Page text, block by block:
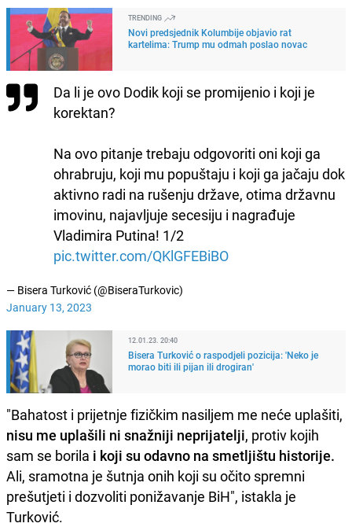
TRENDING
Novi predsjednik Kolumbije objavio rat
kartelima: Trump mu odmah poslao novac
Da li je ovo Dodik koji se promijenio i koji je
korektan?
Na ovo pitanje trebaju odgovoriti oni koji ga
ohrabruju, koji mu popuštaju i koji ga jačaju dok
aktivno radi na rušenju države, otima državnu
imovinu, najavljuje secesiju i nagrađuje
Vladimira Putina! 1/2
pic.twitter.com/QKlGFEBiBO
— Bisera Turković (@BiseraTurkovic)
January 13, 2023
12.01.23. 20:40
Bisera Turković o raspodjeli pozicija: 'Neko je
morao biti ili pijan ili drogiran'
"Bahatost i prijetnje fizičkim nasiljem me neće uplašiti,
nisu me uplašili ni snažniji neprijatelji, protiv kojih
sam se borila i koji su odavno na smetljištu historije.
Ali, sramotna je šutnja onih koji su očito spremni
prešutjeti i dozvoliti ponižavanje BiH", istakla je
Turković.